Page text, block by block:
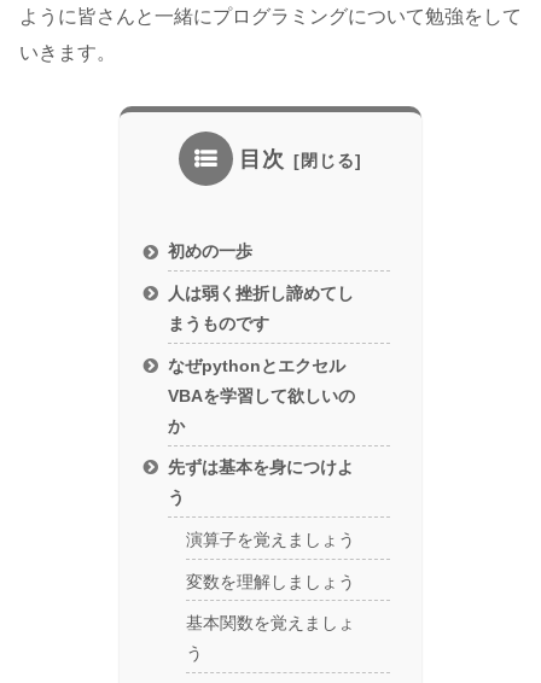
ように皆さんと一緒にプログラミングについて勉強をして
いきます。
目次
初めの一歩
人は弱く挫折し諦めてし
まうものです
なぜpythonとエクセル
VBAを学習して欲しいの
か
先ずは基本を身につけよ
う
演算子を覚えましょう
変数を理解しましょう
基本関数を覚えましょ
う